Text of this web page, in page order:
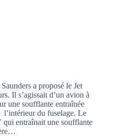
a proposé le Jet
Il s’agissait d’un avion à
une soufflante entraînée
du fuselage. Le
entraînait une soufflante